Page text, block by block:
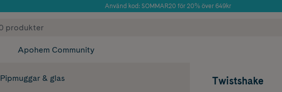
Använd kod: SOMMAR20 för 20% över 649kr
✓ Fri frakt
Apohem Community
Pipmuggar & glas Twistshake